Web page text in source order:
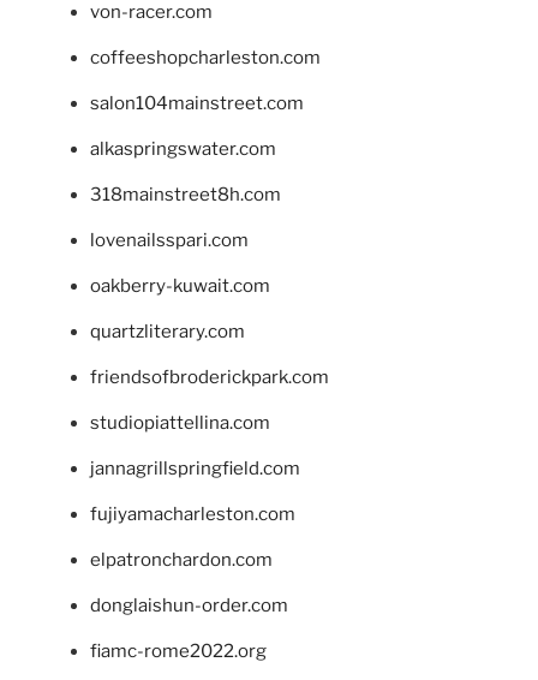
von-racer.com
coffeeshopcharleston.com
salon104mainstreet.com
alkaspringswater.com
318mainstreet8h.com
lovenailsspari.com
oakberry-kuwait.com
quartzliterary.com
friendsofbroderickpark.com
studiopiattellina.com
jannagrillspringfield.com
fujiyamacharleston.com
elpatronchardon.com
donglaishun-order.com
fiamc-rome2022.org